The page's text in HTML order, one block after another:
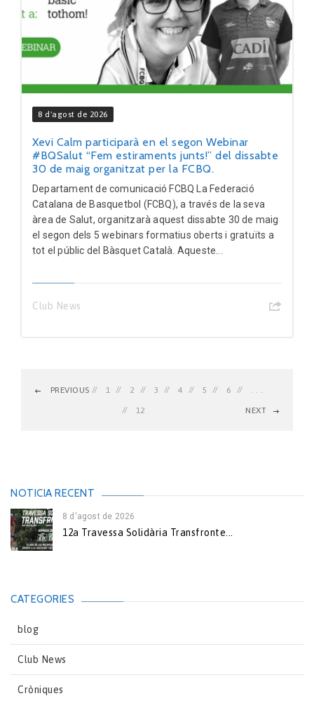
8 d'agost de 2026
Xevi Calm participarà en el segon Webinar
#BQSalut “Fem estiraments junts!” del dissabte
30 de maig organitzat per la FCBQ.
Departament de comunicació FCBQ La Federació
Catalana de Basquetbol (FCBQ), a través de la seva
àrea de Salut, organitzarà aquest dissabte 30 de maig
el segon dels 5 webinars formatius oberts i gratuïts a
tot el públic del Bàsquet Català. Aqueste...
Club News
PREVIOUS 1 2 3 4 5 6 . . .
12 NEXT
NOTICIA RECENT
8 d'agost de 2026
12a Travessa Solidària Transfronte...
CATEGORIES
blog
Club News
Cròniques